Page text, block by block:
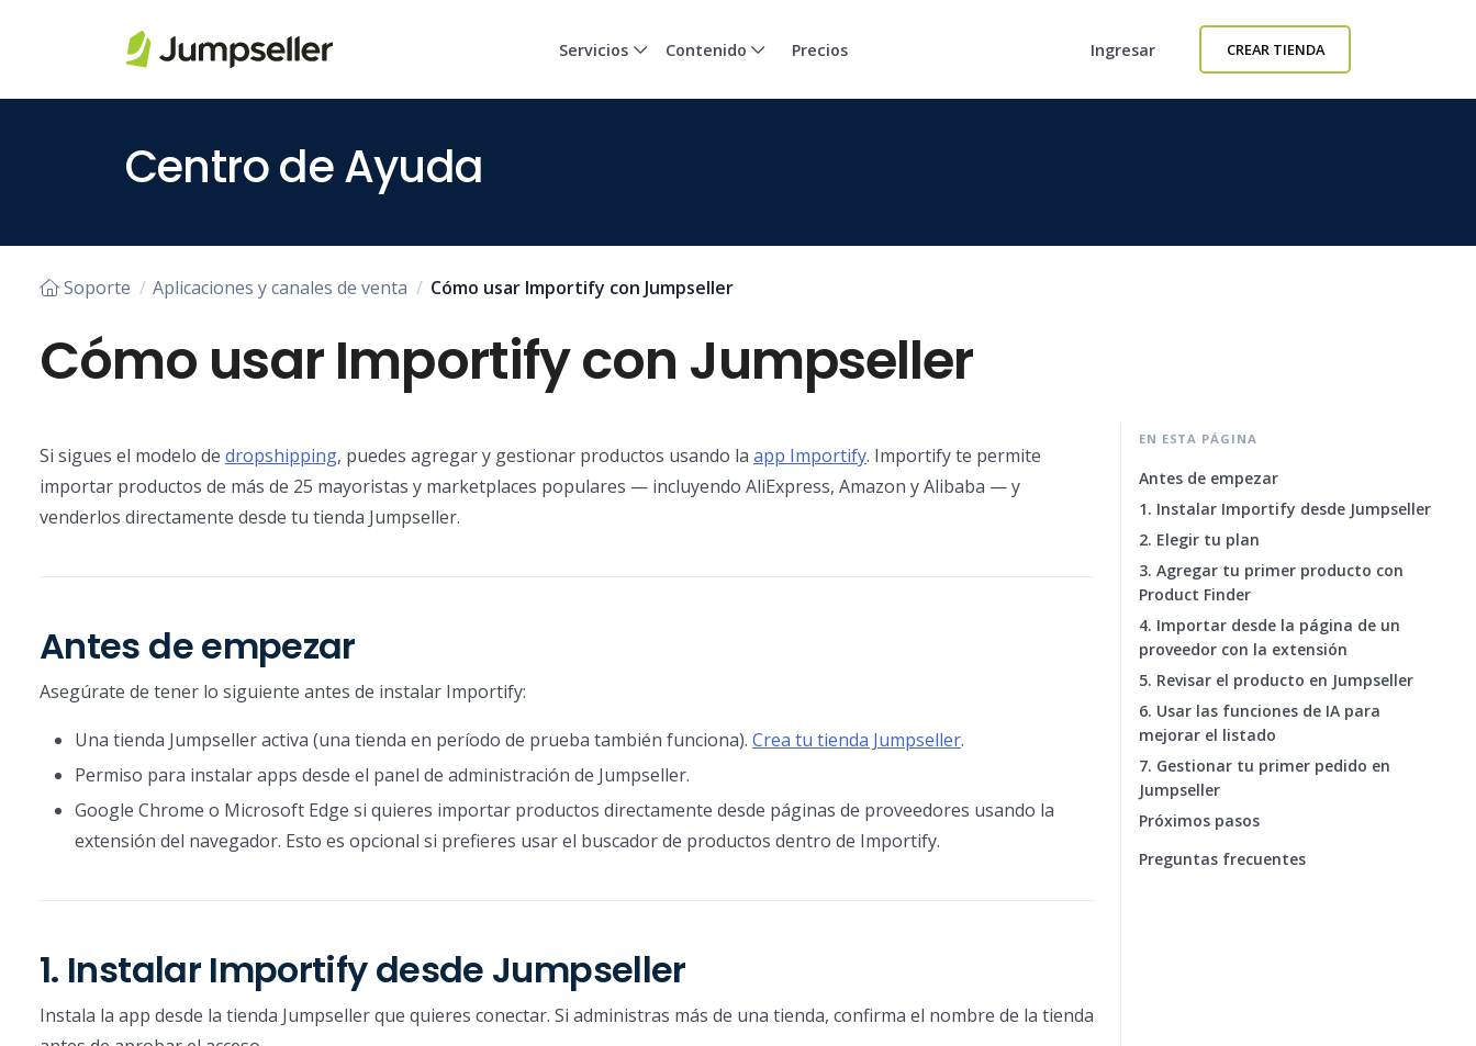
Saltar al contenido principal
Servicios Contenido Precios Ingresar CREAR TIENDA
Centro de Ayuda
Soporte Aplicaciones y canales de venta Cómo usar Importify con Jumpseller
Cómo usar Importify con Jumpseller
Si sigues el modelo de dropshipping, puedes agregar y gestionar productos usando la app Importify. Importify te permite
importar productos de más de 25 mayoristas y marketplaces populares — incluyendo AliExpress, Amazon y Alibaba — y
venderlos directamente desde tu tienda Jumpseller.
Antes de empezar
Asegúrate de tener lo siguiente antes de instalar Importify:
Una tienda Jumpseller activa (una tienda en período de prueba también funciona). Crea tu tienda Jumpseller.
Permiso para instalar apps desde el panel de administración de Jumpseller.
Google Chrome o Microsoft Edge si quieres importar productos directamente desde páginas de proveedores usando la
extensión del navegador. Esto es opcional si prefieres usar el buscador de productos dentro de Importify.
1. Instalar Importify desde Jumpseller
Instala la app desde la tienda Jumpseller que quieres conectar. Si administras más de una tienda, confirma el nombre de la tienda
EN ESTA PÁGINA
Antes de empezar
1. Instalar Importify desde Jumpseller
2. Elegir tu plan
3. Agregar tu primer producto con
Product Finder
4. Importar desde la página de un
proveedor con la extensión
5. Revisar el producto en Jumpseller
6. Usar las funciones de IA para
mejorar el listado
7. Gestionar tu primer pedido en
Jumpseller
Próximos pasos
Preguntas frecuentes